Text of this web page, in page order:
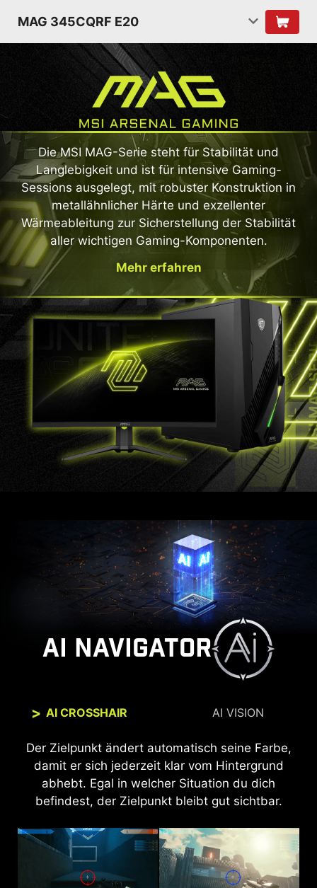
MAG 345CQRF E20
Die MSI MAG-Serie steht für Stabilität und
Langlebigkeit und ist für intensive Gaming-
Sessions ausgelegt, mit robuster Konstruktion in
metallähnlicher Härte und exzellenter
Wärmeableitung zur Sicherstellung der Stabilität
aller wichtigen Gaming-Komponenten.
Mehr erfahren
AI NAVIGATOR
AI CROSSHAIR AI VISION
Der Zielpunkt ändert automatisch seine Farbe,
damit er sich jederzeit klar vom Hintergrund
abhebt. Egal in welcher Situation du dich
befindest, der Zielpunkt bleibt gut sichtbar.
Die neue AI Vision-Technik kann nicht nur Details
in dunklen Bereichen zeigen, sondern auch die
Helligkeit insgesamt verbessern und Farben
satter machen, sodass dein Tag strahlender
AI VISION OFF AI VISION ON